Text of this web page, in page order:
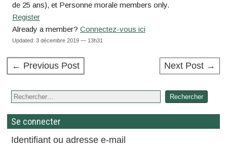
de 25 ans), et Personne morale members only.
Register
Already a member? Connectez-vous ici
Updated: 3 décembre 2019 — 13h31
← Previous Post Next Post →
Se connecter
Identifiant ou adresse e-mail